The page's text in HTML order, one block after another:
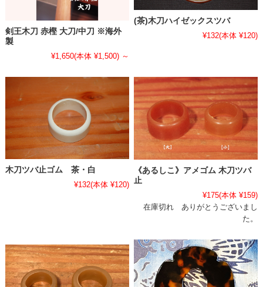
剣王木刀 赤樫 大刀/中刀 ※海外
製
¥1,650(本体 ¥1,500) ～
(茶)木刀ハイゼックスツバ
¥132(本体 ¥120)
木刀ツバ止ゴム 茶・白
¥132(本体 ¥120)
《あるしこ》アメゴム 木刀ツバ
止
¥175(本体 ¥159)
在庫切れ ありがとうございまし
た。